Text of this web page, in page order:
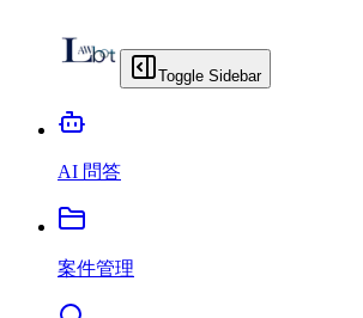
Toggle Sidebar
AI 問答
案件管理